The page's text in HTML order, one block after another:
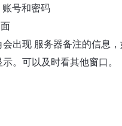
号和密码
出现 服务器备注的信息
。可以及时看其他窗口。